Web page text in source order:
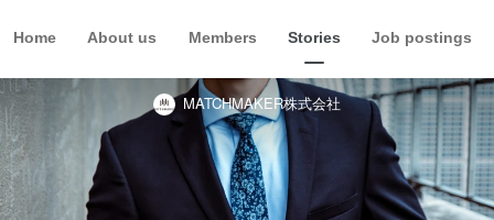
Home About us Members Stories Job postings
MATCHMAKER株式会社